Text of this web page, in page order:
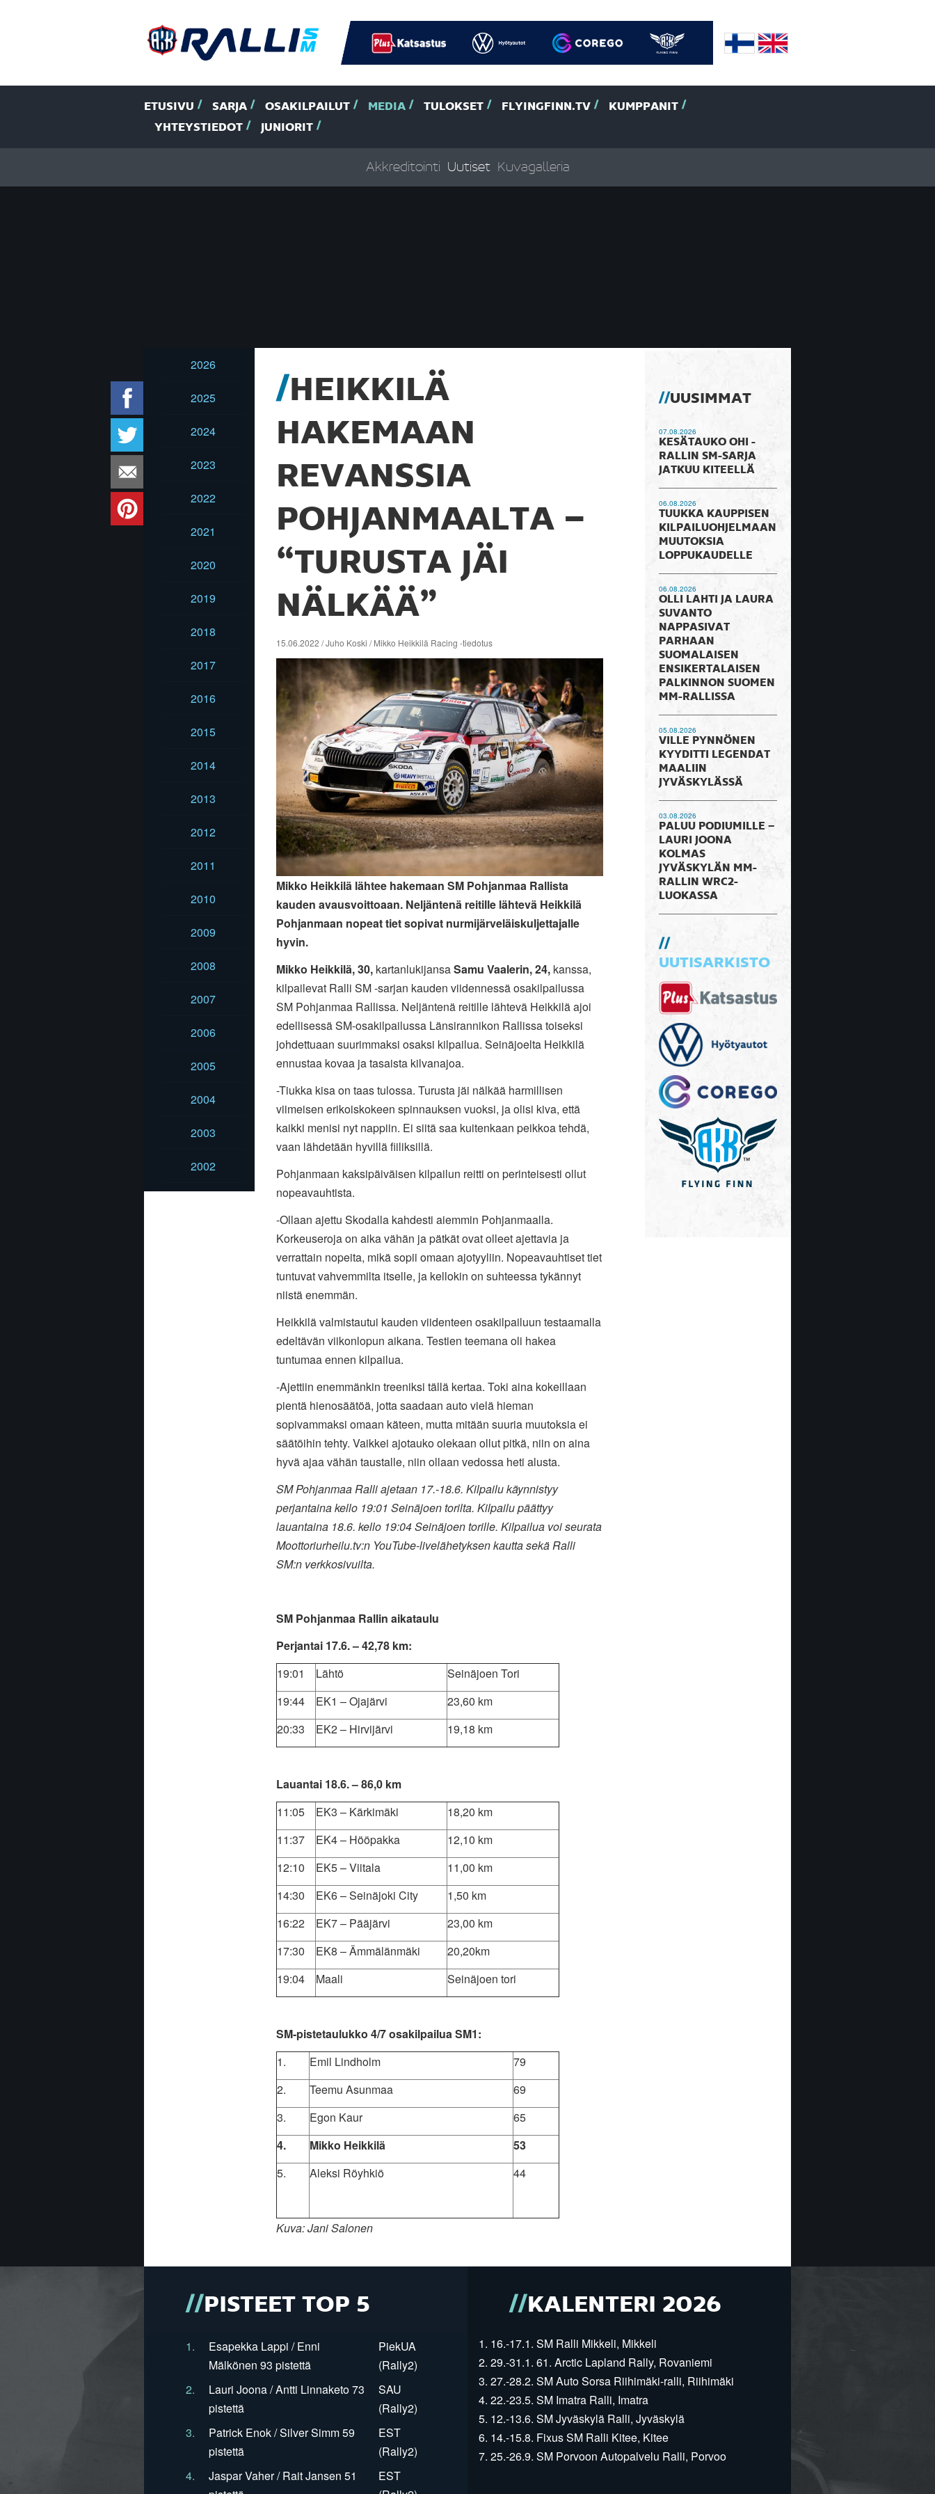
ETUSIVU SARJA OSAKILPAILUT MEDIA TULOKSET FLYINGFINN.TV
KUMPPANIT
YHTEYSTIEDOT
JUNIORIT
Akkreditointi Uutiset Kuvagalleria
2026
2025
2024
2023
2022
2021
2020
2019
2018
2017
2016
2015
2014
2013
2012
2011
2010
2009
2008
2007
2006
2005
2004
2003
2002
HEIKKILÄ
HAKEMAAN
REVANSSIA
POHJANMAALTA –
“TURUSTA JÄI
NÄLKÄÄ”
15.06.2022 / Juho Koski / Mikko Heikkilä Racing -tiedotus
Mikko Heikkilä lähtee hakemaan SM Pohjanmaa Rallista
kauden avausvoittoaan. Neljäntenä reitille lähtevä Heikkilä
Pohjanmaan nopeat tiet sopivat nurmijärveläiskuljettajalle
hyvin.
Mikko Heikkilä, 30,kartanlukijansaSamu Vaalerin, 24,kanssa,
kilpailevat Ralli SM -sarjan kauden viidennessä osakilpailussa
SM Pohjanmaa Rallissa. Neljäntenä reitille lähtevä Heikkilä ajoi
edellisessä SM-osakilpailussa Länsirannikon Rallissa toiseksi
johdettuaan suurimmaksi osaksi kilpailua. Seinäjoelta Heikkilä
ennustaa kovaa ja tasaista kilvanajoa.
-Tiukka kisa on taas tulossa. Turusta jäi nälkää harmillisen
viimeisen erikoiskokeen spinnauksen vuoksi, ja olisi kiva, että
kaikki menisi nyt nappiin. Ei siitä saa kuitenkaan peikkoa tehdä,
vaan lähdetään hyvillä fiiliksillä.
Pohjanmaan kaksipäiväisen kilpailun reitti on perinteisesti ollut
nopeavauhtista.
-Ollaan ajettu Skodalla kahdesti aiemmin Pohjanmaalla.
Korkeuseroja on aika vähän ja pätkät ovat olleet ajettavia ja
verrattain nopeita, mikä sopii omaan ajotyyliin. Nopeavauhtiset tiet
tuntuvat vahvemmilta itselle, ja kellokin on suhteessa tykännyt
niistä enemmän.
Heikkilä valmistautui kauden viidenteen osakilpailuun testaamalla
edeltävän viikonlopun aikana. Testien teemana oli hakea
tuntumaa ennen kilpailua.
-Ajettiin enemmänkin treeniksi tällä kertaa. Toki aina kokeillaan
pientä hienosäätöä, jotta saadaan auto vielä hieman
sopivammaksi omaan käteen, mutta mitään suuria muutoksia ei
säätöihin tehty. Vaikkei ajotauko olekaan ollut pitkä, niin on aina
hyvä ajaa vähän taustalle, niin ollaan vedossa heti alusta.
SM Pohjanmaa Ralli ajetaan 17.-18.6. Kilpailu käynnistyy
perjantaina kello 19:01 Seinäjoen torilta. Kilpailu päättyy
lauantaina 18.6. kello 19:04 Seinäjoen torille. Kilpailua voi seurata
Moottoriurheilu.tv:n YouTube-livelähetyksen kautta sekä Ralli
SM:n verkkosivuilta.
SM Pohjanmaa Rallin aikataulu
Perjantai 17.6. – 42,78 km:
19:01
Lähtö
Seinäjoen Tori
19:44
EK1 – Ojajärvi
23,60 km
20:33
EK2 – Hirvijärvi 19,18 km
Lauantai 18.6. – 86,0 km
11:05
EK3 – Kärkimäki
18,20 km
11:37
EK4 – Hööpakka
12,10 km
12:10
EK5 – Viitala
11,00 km
14:30
EK6 – Seinäjoki City
1,50 km
16:22
EK7 – Pääjärvi
23,00 km
17:30
EK8 – Ämmälänmäki
20,20km
19:04
Maali Seinäjoen tori
SM-pistetaulukko 4/7 osakilpailua SM1:
1.
Emil Lindholm
79
2.
Teemu Asunmaa
69
3.
Egon Kaur
65
4.
Mikko Heikkilä
53
5.
Aleksi Röyhkiö 44
Kuva: Jani Salonen
UUSIMMAT
07.08.2026
KESÄTAUKO OHI -
RALLIN SM-SARJA
JATKUU KITEELLÄ
06.08.2026
TUUKKA KAUPPISEN
KILPAILUOHJELMAAN
MUUTOKSIA
LOPPUKAUDELLE
06.08.2026
OLLI LAHTI JA LAURA
SUVANTO
NAPPASIVAT
PARHAAN
SUOMALAISEN
ENSIKERTALAISEN
PALKINNON SUOMEN
MM-RALLISSA
05.08.2026
VILLE PYNNÖNEN
KYYDITTI LEGENDAT
MAALIIN
JYVÄSKYLÄSSÄ
03.08.2026
PALUU PODIUMILLE –
LAURI JOONA
KOLMAS
JYVÄSKYLÄN MM-
RALLIN WRC2-
LUOKASSA
UUTISARKISTO
PISTEET TOP 5
1.
Esapekka Lappi / Enni
Mälkönen 93 pistettä
PiekUA
(Rally2)
2.
Lauri Joona / Antti Linnaketo 73
pistettä
SAU
(Rally2)
3.
Patrick Enok / Silver Simm 59
pistettä
EST
(Rally2)
4.
Jaspar Vaher / Rait Jansen 51
EST
KALENTERI 2026
1. 16.-17.1. SM Ralli Mikkeli, Mikkeli
2. 29.-31.1. 61. Arctic Lapland Rally, Rovaniemi
3. 27.-28.2. SM Auto Sorsa Riihimäki-ralli, Riihimäki
4. 22.-23.5. SM Imatra Ralli, Imatra
5. 12.-13.6. SM Jyväskylä Ralli, Jyväskylä
6. 14.-15.8. Fixus SM Ralli Kitee, Kitee
7. 25.-26.9. SM Porvoon Autopalvelu Ralli, Porvoo